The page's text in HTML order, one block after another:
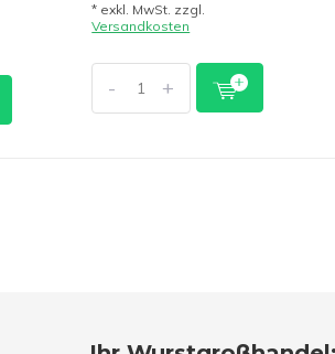
* exkl. MwSt. zzgl.
Versandkosten
- +